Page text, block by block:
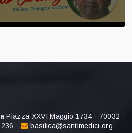
Piazza XXVI Maggio 1734 - 70032 -
basilica@santimedici.org